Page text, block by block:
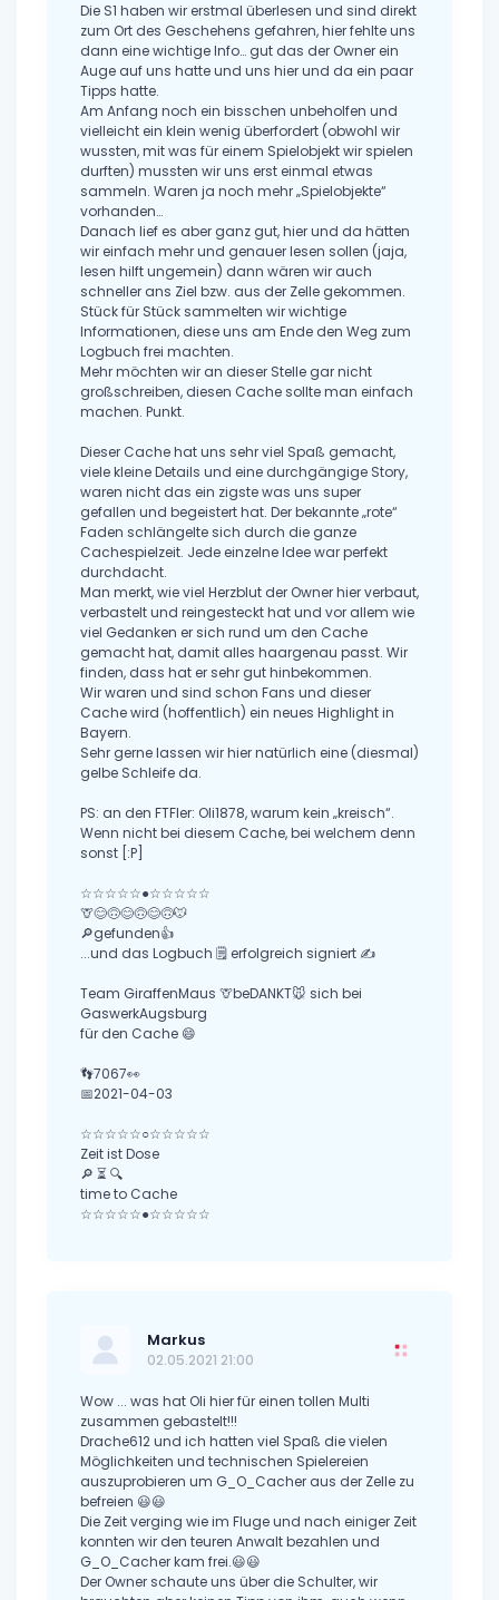
Die S1 haben wir erstmal überlesen und sind direkt
zum Ort des Geschehens gefahren, hier fehlte uns
dann eine wichtige Info… gut das der Owner ein
Auge auf uns hatte und uns hier und da ein paar
Tipps hatte.
Am Anfang noch ein bisschen unbeholfen und
vielleicht ein klein wenig überfordert (obwohl wir
wussten, mit was für einem Spielobjekt wir spielen
durften) mussten wir uns erst einmal etwas
sammeln. Waren ja noch mehr „Spielobjekte“
vorhanden…
Danach lief es aber ganz gut, hier und da hätten
wir einfach mehr und genauer lesen sollen (jaja,
lesen hilft ungemein) dann wären wir auch
schneller ans Ziel bzw. aus der Zelle gekommen.
Stück für Stück sammelten wir wichtige
Informationen, diese uns am Ende den Weg zum
Logbuch frei machten.
Mehr möchten wir an dieser Stelle gar nicht
großschreiben, diesen Cache sollte man einfach
machen. Punkt.
Dieser Cache hat uns sehr viel Spaß gemacht,
viele kleine Details und eine durchgängige Story,
waren nicht das ein zigste was uns super
gefallen und begeistert hat. Der bekannte „rote“
Faden schlängelte sich durch die ganze
Cachespielzeit. Jede einzelne Idee war perfekt
durchdacht.
Man merkt, wie viel Herzblut der Owner hier verbaut,
verbastelt und reingesteckt hat und vor allem wie
viel Gedanken er sich rund um den Cache
gemacht hat, damit alles haargenau passt. Wir
finden, dass hat er sehr gut hinbekommen.
Wir waren und sind schon Fans und dieser
Cache wird (hoffentlich) ein neues Highlight in
Bayern.
Sehr gerne lassen wir hier natürlich eine (diesmal)
gelbe Schleife da.
PS: an den FTFler: Oli1878, warum kein „kreisch“.
Wenn nicht bei diesem Cache, bei welchem denn
sonst [:P]
☆☆☆☆☆●☆☆☆☆☆
🦒😊🙃😊🙃😊🙃🐭
🔎gefunden👍
...und das Logbuch 🗒 erfolgreich signiert ✍
Team GiraffenMaus 🦒beDANKT🐭 sich bei
GaswerkAugsburg
für den Cache 😄
👣7067👀
📅2021-04-03
☆☆☆☆☆○☆☆☆☆☆
Zeit ist Dose
🔎 ⏳ 🔍
time to Cache
☆☆☆☆☆●☆☆☆☆☆
Markus
02.05.2021 21:00
Wow ... was hat Oli hier für einen tollen Multi
zusammen gebastelt!!!
Drache612 und ich hatten viel Spaß die vielen
Möglichkeiten und technischen Spielereien
auszuprobieren um G_O_Cacher aus der Zelle zu
befreien 😃😃
Die Zeit verging wie im Fluge und nach einiger Zeit
konnten wir den teuren Anwalt bezahlen und
G_O_Cacher kam frei.😃😃
Der Owner schaute uns über die Schulter, wir